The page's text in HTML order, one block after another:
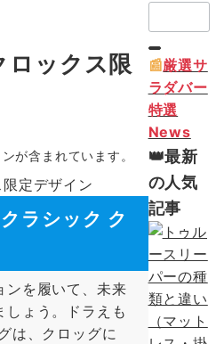
ロックス限
が含まれています。
ラシック ク
ンを履いて、未来
しょう。ドラえも
は、クロッグに
索：
📰厳選サ
ラダバー
特選
News
👑最新
の人気
記事